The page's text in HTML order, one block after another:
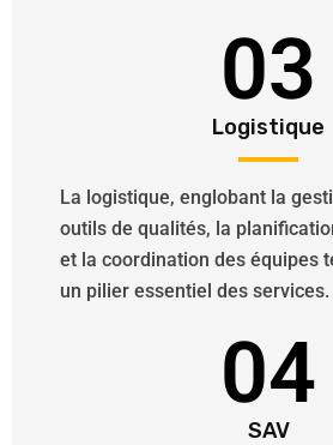
03
Logistique
La logistique, englobant la
outils de qualités, la
et la coordination des équipes
un pilier essentiel des services.
04
SAV